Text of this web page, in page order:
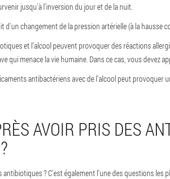
jusqu'à l'inversion du jour et de la nuit.
d'un changement de la pression artérielle (à la hausse
et l’alcool peuvent provoquer des réactions
qui menace la vie humaine. Dans ce cas, vous devez
antibactériens avec de l'alcool peut provoquer
AVOIR PRIS DES
? C’est également l’une des questions